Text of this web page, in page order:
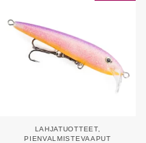
LAHJATUOTTEET,
PIENVALMISTEVAAPUT